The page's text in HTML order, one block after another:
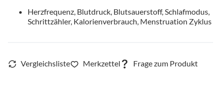
Herzfrequenz, Blutdruck, Blutsauerstoff, Schlafmodus,
Schrittzähler, Kalorienverbrauch, Menstruation Zyklus